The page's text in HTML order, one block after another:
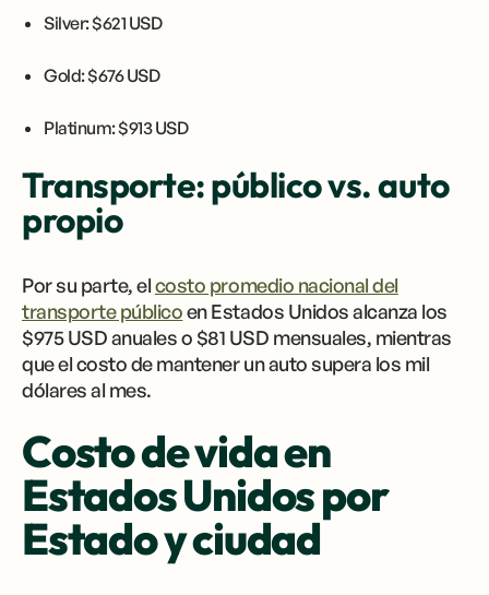
Silver: $621 USD
Gold: $676 USD
Platinum: $913 USD
Transporte: público vs. auto
propio
Por su parte, elcosto promedio nacional del
transporte públicoen Estados Unidos alcanza los
$975 USD anuales o $81 USD mensuales, mientras
que el costo de mantener un auto supera los mil
dólares al mes.
Costo de vida en
Estados Unidos por
Estado y ciudad